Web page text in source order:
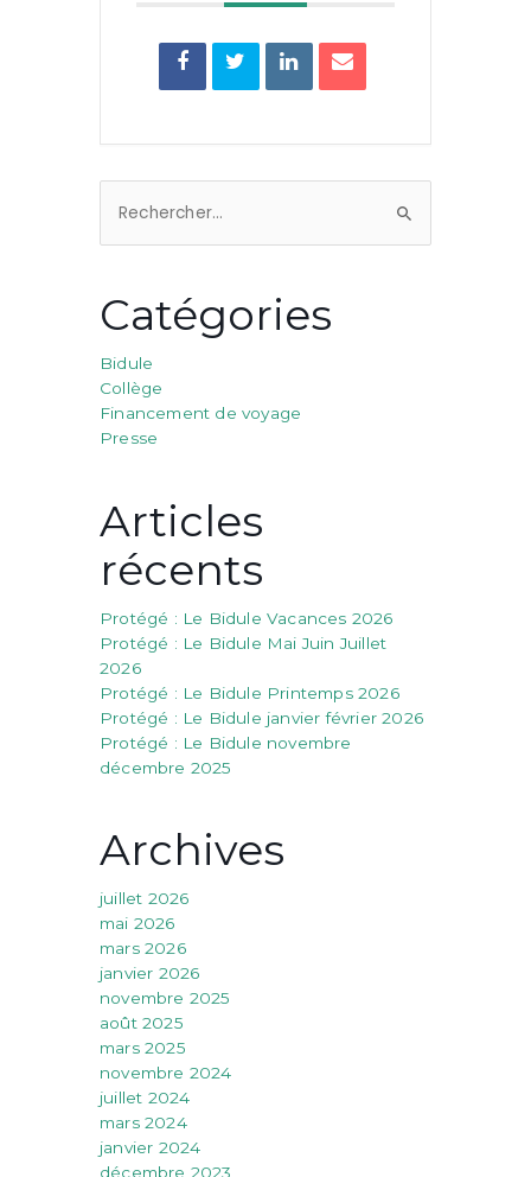
Rechercher :
Catégories
Bidule
Collège
Financement de voyage
Presse
Articles
récents
Protégé : Le Bidule Vacances 2026
Protégé : Le Bidule Mai Juin Juillet
2026
Protégé : Le Bidule Printemps 2026
Protégé : Le Bidule janvier février 2026
Protégé : Le Bidule novembre
décembre 2025
Archives
juillet 2026
mai 2026
mars 2026
janvier 2026
novembre 2025
août 2025
mars 2025
novembre 2024
juillet 2024
mars 2024
janvier 2024
décembre 2023